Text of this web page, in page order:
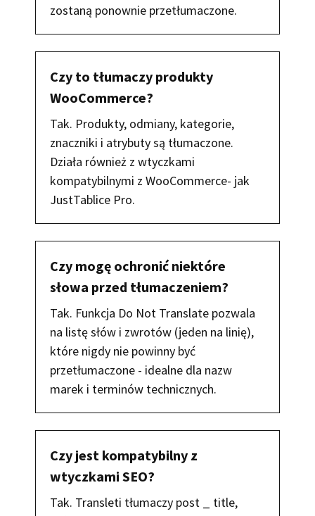
zostaną ponownie przetłumaczone.
Czy to tłumaczy produkty
WooCommerce?
Tak. Produkty, odmiany, kategorie,
znaczniki i atrybuty są tłumaczone.
Działa również z wtyczkami
kompatybilnymi z WooCommerce- jak
JustTablice Pro.
Czy mogę ochronić niektóre
słowa przed tłumaczeniem?
Tak. Funkcja Do Not Translate pozwala
na listę słów i zwrotów (jeden na linię),
które nigdy nie powinny być
przetłumaczone - idealne dla nazw
marek i terminów technicznych.
Czy jest kompatybilny z
wtyczkami SEO?
Tak. Transleti tłumaczy post _ title,